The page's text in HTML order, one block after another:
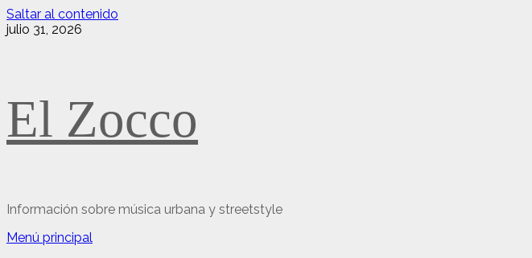
Saltar al contenido
julio 31, 2026
El Zocco
Información sobre música urbana y streetstyle
Menú principal